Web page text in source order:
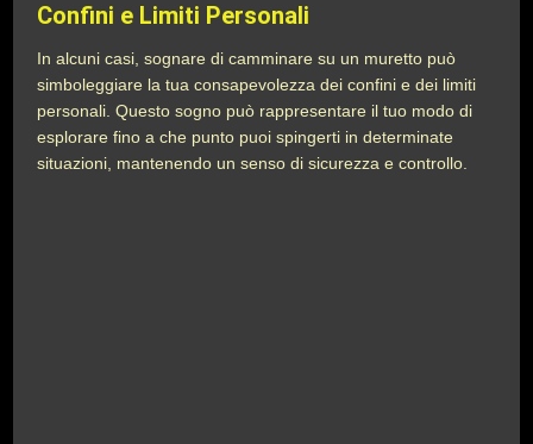
Confini e Limiti Personali
In alcuni casi, sognare di camminare su un muretto può
simboleggiare la tua consapevolezza dei confini e dei limiti
personali. Questo sogno può rappresentare il tuo modo di
esplorare fino a che punto puoi spingerti in determinate
situazioni, mantenendo un senso di sicurezza e controllo.